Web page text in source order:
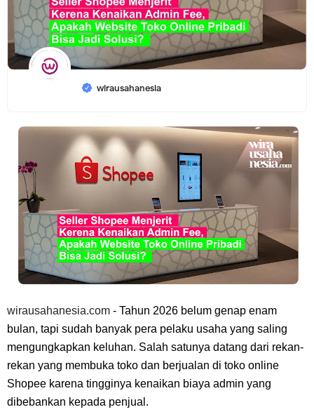
wirausahanesia
wirausahanesia.com - Tahun 2026 belum genap enam
bulan, tapi sudah banyak pera pelaku usaha yang saling
mengungkapkan keluhan. Salah satunya datang dari rekan-
rekan yang membuka toko dan berjualan di toko online
Shopee karena tingginya kenaikan biaya admin yang
dibebankan kepada penjual.